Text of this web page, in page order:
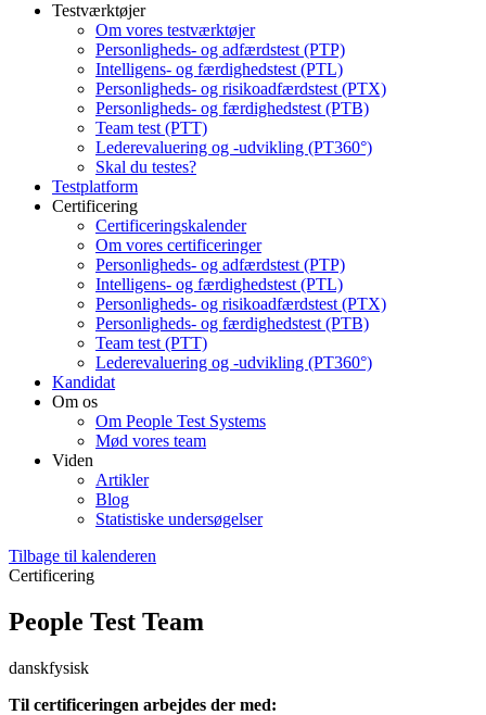
Testværktøjer
Om vores testværktøjer
Personligheds- og adfærdstest (PTP)
Intelligens- og færdighedstest (PTL)
Personligheds- og risikoadfærdstest (PTX)
Personligheds- og færdighedstest (PTB)
Team test (PTT)
Lederevaluering og -udvikling (PT360°)
Skal du testes?
Testplatform
Certificering
Certificeringskalender
Om vores certificeringer
Personligheds- og adfærdstest (PTP)
Intelligens- og færdighedstest (PTL)
Personligheds- og risikoadfærdstest (PTX)
Personligheds- og færdighedstest (PTB)
Team test (PTT)
Lederevaluering og -udvikling (PT360°)
Kandidat
Om os
Om People Test Systems
Mød vores team
Viden
Artikler
Blog
Statistiske undersøgelser
Tilbage til kalenderen
Certificering
People Test Team
danskfysisk
Til certificeringen arbejdes der med: